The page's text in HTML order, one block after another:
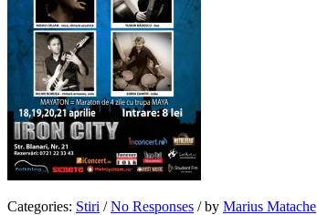
Categories: Stiri / No Responses /by Marius Matache